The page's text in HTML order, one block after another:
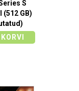
S
(512 GB)